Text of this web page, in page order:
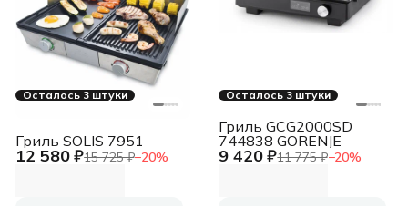
Осталось 3 штуки
12 580 ₽15 725 ₽−20%
Гриль SOLIS 7951
Осталось 3 штуки
9 420 ₽11 775 ₽−20%
Гриль GCG2000SD
744838 GORENJE